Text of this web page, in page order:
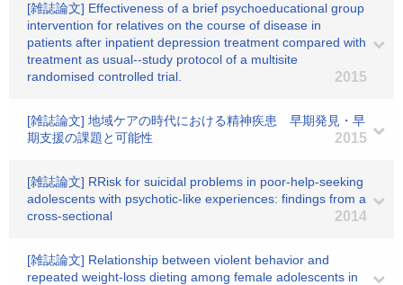
[雑誌論文] Effectiveness of a brief psychoeducational group
intervention for relatives on the course of disease in
patients after inpatient depression treatment compared with
treatment as usual--study protocol of a multisite
randomised controlled trial.
2015
[雑誌論文] 地域ケアの時代における精神疾患 早期発見・早
期支援の課題と可能性
2015
[雑誌論文] RRisk for suicidal problems in poor-help-seeking
adolescents with psychotic-like experiences: findings from a
cross-sectional
2014
[雑誌論文] Relationship between violent behavior and
repeated weight-loss dieting among female adolescents in